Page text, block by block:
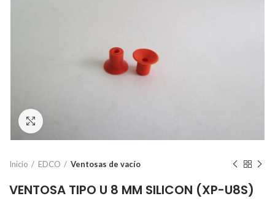
Inicio EDCO Ventosas de vacío
VENTOSA TIPO U 8 MM SILICON (XP-U8S)